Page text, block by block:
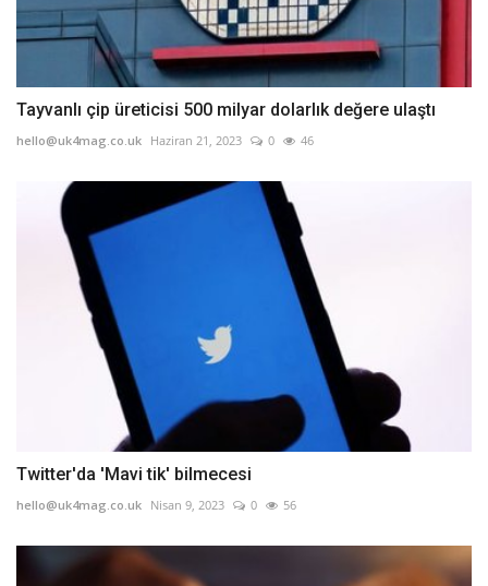
Tayvanlı çip üreticisi 500 milyar dolarlık değere ulaştı
hello@uk4mag.co.uk Haziran 21, 2023 0 46
Twitter'da 'Mavi tik' bilmecesi
hello@uk4mag.co.uk Nisan 9, 2023 0 56